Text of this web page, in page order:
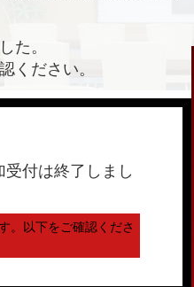
た。
ください。
受付は終了しまし
。
以下をご確認くださ